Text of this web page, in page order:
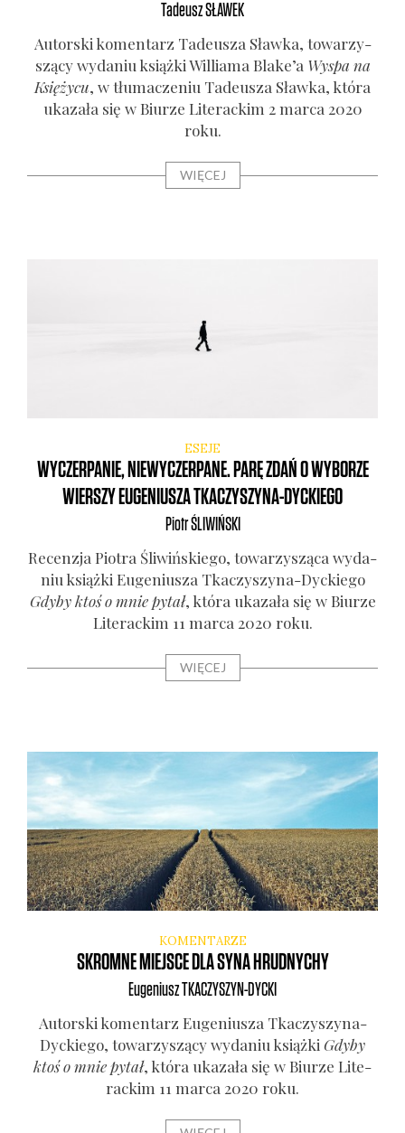
TadeuszSŁAWEK
Autor­ski komen­tarz Tade­usza Sław­ka, towa­rzy­
szą­cy wyda­niu książ­ki Wil­lia­ma Blake’a Wyspa na
Księ­ży­cu, w tłu­ma­cze­niu Tade­usza Sław­ka, któ­ra
uka­za­ła się w Biu­rze Lite­rac­kim 2 mar­ca 2020
roku.
WIĘCEJ
ESEJE
WYCZERPANIE, NIEWYCZERPANE. PARĘ ZDAŃ O WYBORZE
WIERSZY EUGENIUSZA TKACZYSZYNA-DYCKIEGO
PiotrŚLIWIŃSKI
Recen­zja Pio­tra Śli­wiń­skie­go, towa­rzy­szą­ca wyda­
niu książ­ki Euge­niu­sza Tka­czy­szy­na-Dyc­kie­go
Gdy­by ktoś o mnie pytał, któ­ra uka­za­ła się w Biu­rze
Lite­rac­kim 11 mar­ca 2020 roku.
WIĘCEJ
KOMENTARZE
SKROMNE MIEJSCE DLA SYNA HRUDNYCHY
EugeniuszTKACZYSZYN-DYCKI
Autor­ski komen­tarz Euge­niu­sza Tka­czy­szy­na-
Dyc­kie­go, towa­rzy­szą­cy wyda­niu książ­ki Gdy­by
ktoś o mnie pytał, któ­ra uka­za­ła się w Biu­rze Lite­
rac­kim 11 mar­ca 2020 roku.